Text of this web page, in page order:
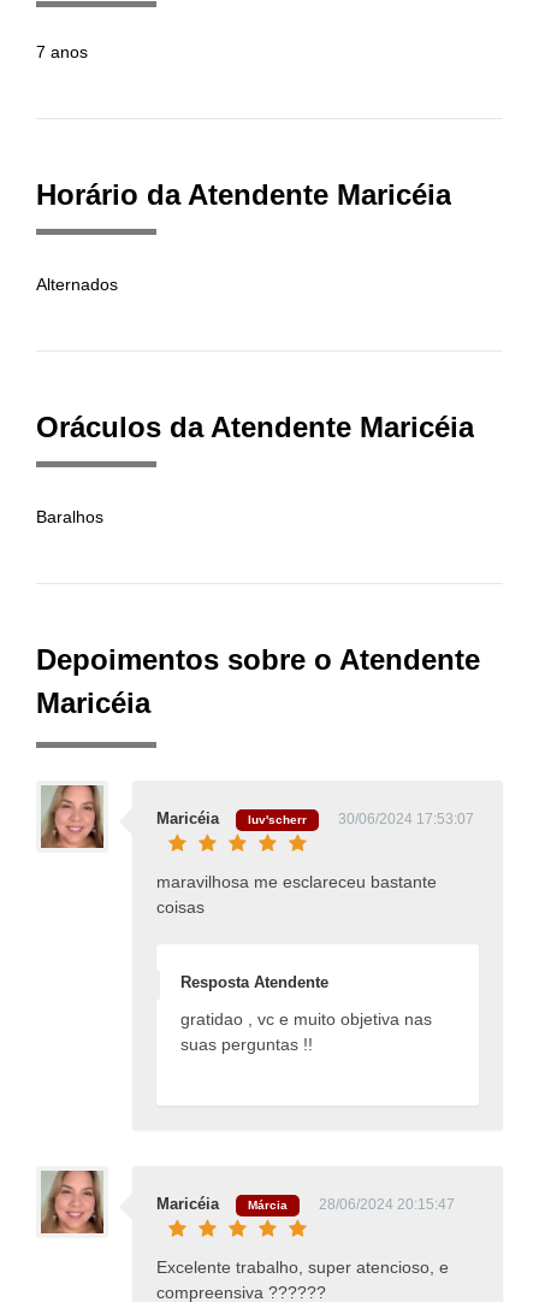
7 anos
Horário da Atendente Maricéia
Alternados
Oráculos da Atendente Maricéia
Baralhos
Depoimentos sobre o Atendente
Maricéia
Maricéia luv'scherr 30/06/2024 17:53:07
maravilhosa me esclareceu bastante
coisas
Resposta Atendente
gratidao , vc e muito objetiva nas
suas perguntas !!
Maricéia Márcia 28/06/2024 20:15:47
Excelente trabalho, super atencioso, e
compreensiva ??????